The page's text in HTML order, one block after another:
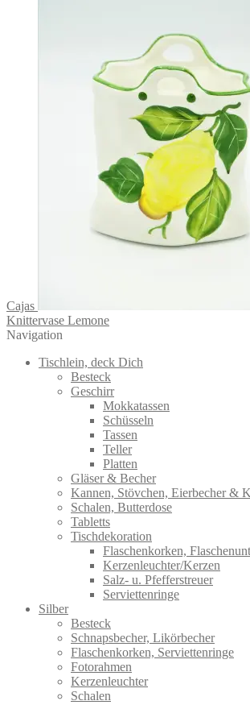
Cajas
Knittervase Lemone
Navigation
Tischlein, deck Dich
Besteck
Geschirr
Mokkatassen
Schüsseln
Tassen
Teller
Platten
Gläser & Becher
Kannen, Stövchen, Eierbecher &
Schalen, Butterdose
Tabletts
Tischdekoration
Flaschenkorken,
Kerzenleuchter/Kerzen
Salz- u. Pfefferstreuer
Serviettenringe
Silber
Besteck
Schnapsbecher, Likörbecher
Flaschenkorken, Serviettenringe
Fotorahmen
Kerzenleuchter
Schalen